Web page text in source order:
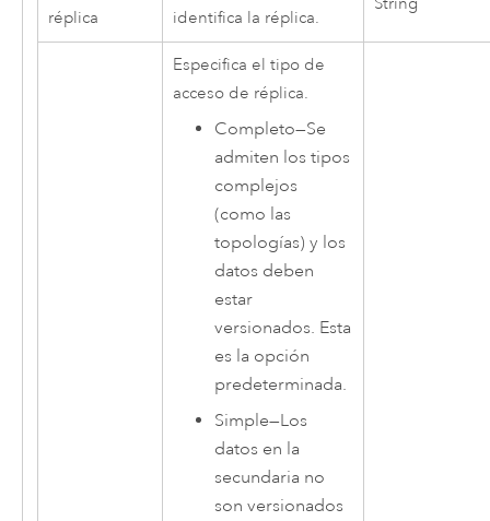
réplica
identifica la réplica.
Especifica el tipo de
acceso de réplica.
Completo—Se
admiten los tipos
complejos
(como las
topologías) y los
datos deben
estar
versionados. Esta
es la opción
predeterminada.
Simple—Los
datos en la
secundaria no
son versionados